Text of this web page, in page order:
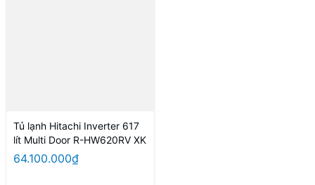
Tủ lạnh Hitachi Inverter 617
lít Multi Door R-HW620RV XK
64.100.000₫